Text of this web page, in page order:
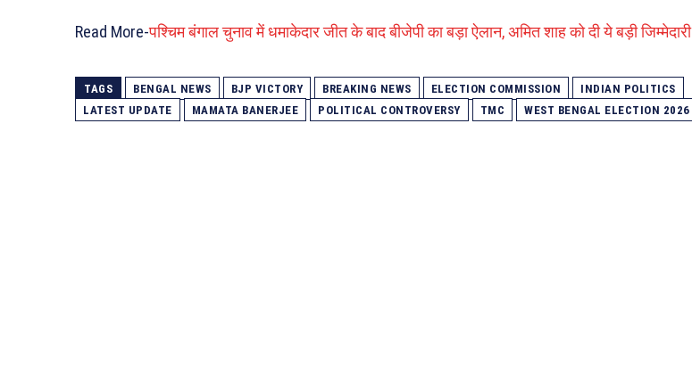
Read More-पश्चिम बंगाल चुनाव में धमाकेदार जीत के बाद बीजेपी का बड़ा ऐलान, अमित शाह को दी ये बड़ी जिम्मेदारी
TAGS BENGAL NEWS BJP VICTORY BREAKING NEWS ELECTION COMMISSION
INDIAN POLITICS
LATEST UPDATE
MAMATA BANERJEE POLITICAL CONTROVERSY TMC WEST BENGAL ELECTION 2026